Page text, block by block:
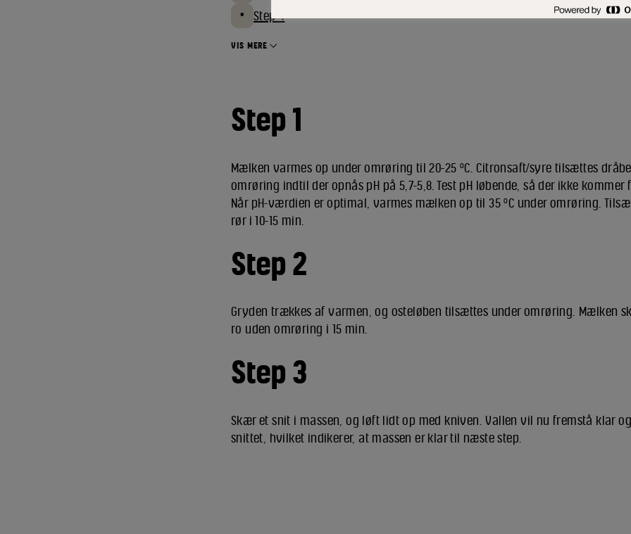
Step 4
VIS MERE
Step 1
Mælken varmes op under omrøring til 20-25 ºC. Citronsaft/syre tilsættes
omrøring indtil der opnås pH på 5,7-5,8. Test pH løbende, så der ikke kommer
Når pH-værdien er optimal, varmes mælken op til 35 ºC under omrøring.
rør i 10-15 min.
Step 2
Gryden trækkes af varmen, og osteløben tilsættes under omrøring. Mælken
ro uden omrøring i 15 min.
Step 3
Skær et snit i massen, og løft lidt op med kniven. Vallen vil nu fremstå klar
snittet, hvilket indikerer, at massen er klar til næste step.